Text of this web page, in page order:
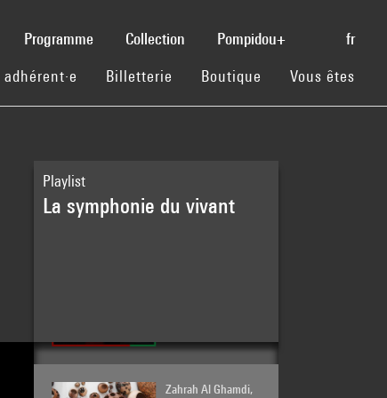
Programme Collection Pompidou+ fr
(current)
Billetterie (current)
Boutique (current)
Vous êtes
Playlist
La symphonie du vivant
La place du vivant
au musée- 98 min
Zahrah Al Ghamdi,